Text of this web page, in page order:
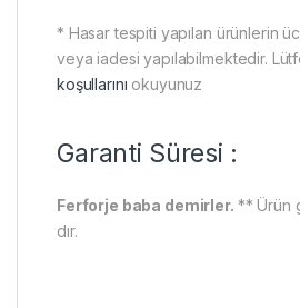
* Hasar tespiti yapılan ürünlerin
veya iadesi yapılabilmektedir.
koşullarını okuyunuz
Garanti Süresi :
Ferforje baba demirler. ** Ürün
dır.